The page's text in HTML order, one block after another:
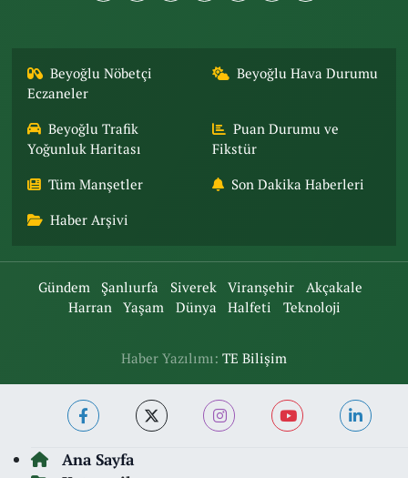
Beyoğlu Nöbetçi
Eczaneler
Beyoğlu Hava Durumu
Beyoğlu Trafik
Yoğunluk Haritası
Puan Durumu ve
Fikstür
Tüm Manşetler Son Dakika Haberleri
Haber Arşivi
Gündem Şanlıurfa Siverek Viranşehir
Akçakale
Harran
Yaşam Dünya Halfeti Teknoloji
Haber Yazılımı: TE Bilişim
Ana Sayfa